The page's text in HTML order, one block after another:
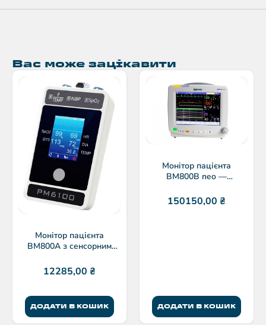
Вас може зацікавити
Монітор пацієнта
BM800A з сенсорним
12285,00 ₴
ДОДАТИ В КОШИК
Монітор пацієнта
ВМ800В neo —
150150,00 ₴
ДОДАТИ В КОШИК